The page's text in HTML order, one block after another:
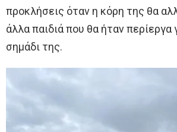
προκλήσεις όταν η κόρη της θα
άλλα παιδιά που θα ήταν περίεργα
σημάδι της.